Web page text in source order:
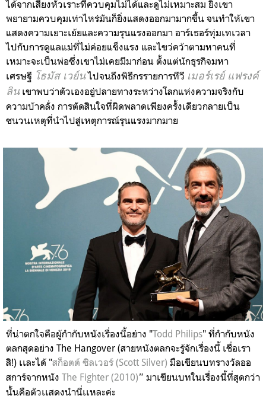
ได้จากเสียงหัวเราะที่ควบคุมไม่ได้และดูไม่เหมาะสม ยิ่งเขา
พยายามควบคุมเท่าไหร่มันก็ยิ่งแสดงออกมามากขึ้น จนทำให้เขา
แสดงความเยาะเย้ยและความรุนแรงออกมา อาร์เธอร์ทุ่มเทเวลา
ไปกับการดูแลแม่ที่ไม่ค่อยแข็งแรง และไขว่คว้าตามหาคนที่
เหมาะจะเป็นพ่อซึ่งเขาไม่เคยมีมาก่อน ตั้งแต่นักธุรกิจมหา
เศรษฐี โธมัส เวย์น ไปจนถึงพิธีกรรายการทีวี เมอร์เรย์ แฟรงค์
ลิน เขาพบว่าตัวเองอยู่ปลายทางระหว่างโลกแห่งความจริงกับ
ความบ้าคลั่ง การตัดสินใจที่ผิดพลาดเพียงครั้งเดียวกลายเป็น
ชนวนเหตุที่นำไปสู่เหตุการณ์รุนแรงมากมาย
ที่น่าตกใจคือผู้กำกับหนังเรื่องนี้อย่าง "Todd Philips" ที่กำกับหนัง
ตลกสุดอย่าง The Hangover (สายหนังตลกจะรู้จักเรื่องนี้ เชื่อเรา
สิ!) เเละได้ "สก็อตต์ ซิลเวอร์ (Scott Silver) มือเขียนบทรางวัลออ
สการ์จากหนัง The Fighter (2010)" มาเขียนบทในเรื่องนี้ที่สุดกว่า
นั้นคือตัวเเสดงนำนี่เเหละค่ะ